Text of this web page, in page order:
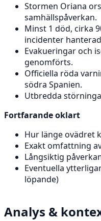
Stormen Oriana
samhällspåverkan.
Minst 1 död, cirka
incidenter
Evakueringar och
genomförts.
Officiella röda
södra Spanien.
Utbredda
Fortfarande oklart
Hur länge ovädret
Exakt omfattning
Långsiktig
Eventuella
löpande)
Analys &